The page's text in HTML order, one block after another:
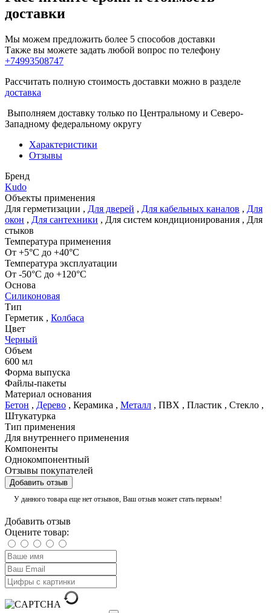
доставки
Мы можем предложить более 5 способов доставки
Также вы можете задать любой вопрос по телефону
+74993508747
Рассчитать полную стоимость доставки можно в разделе
доставка
Выполняем доставку только по Центральному и Северо-
Западному федеральному округу
Характеристики
Отзывы
Бренд
Kudo
Объекты применения
Для герметизации , Для дверей , Для кабельных каналов , Для
окон , Для сантехники , Для систем кондиционирования , Для
стыков
Температура применения
От +5°С до +40°С
Температура эксплуатации
От -50°С до +120°С
Основа
Силиконовая
Тип
Герметик , Колбаса
Цвет
Черный
Объем
600 мл
Форма выпуска
Файлы-пакеты
Материал основания
Бетон , Дерево , Керамика , Металл , ПВХ , Пластик , Стекло ,
Штукатурка
Тип применения
Для внутреннего применения
Компоненты
Однокомпонентный
Отзывы покупателей
Добавить отзыв
У данного товара еще нет отзывов, Ваш отзыв может стать первым!
Добавить отзыв
Оцените товар: